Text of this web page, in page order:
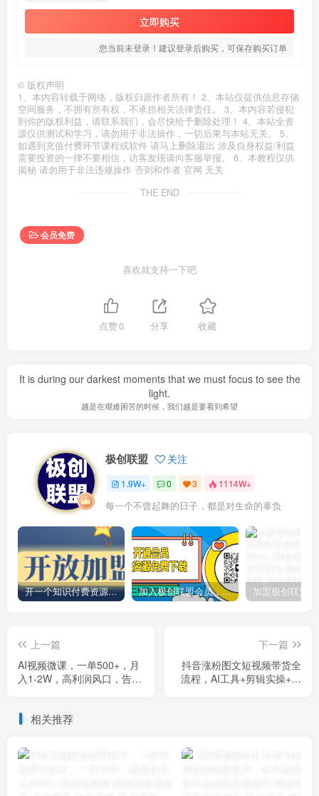
立即购买
您当前未登录！建议登录后购买，可保存购买订单
© 版权声明
1、本内容转载于网络，版权归原作者所有！ 2、本站仅提供信息存储
空间服务，不拥有所有权，不承担相关法律责任。 3、本内容若侵犯
到你的版权利益，请联系我们，会尽快给予删除处理！ 4、本站全资
源仅供测试和学习，请勿用于非法操作，一切后果与本站无关。 5、
如遇到充值付费环节课程或软件 请马上删除退出 涉及自身权益/利益
需要投资的一律不要相信，访客发现请向客服举报。 6、本教程仅供
揭秘 请勿用于非法违规操作 否则和作者 官网 无关
THE END
会员免费
喜欢就支持一下吧
点赞0 分享 收藏
It is during our darkest moments that we must focus to see the
light.
越是在艰难困苦的时候，我们越是要看到希望
极创联盟 关注
1.9W+ 0 3 1114W+
每一个不曾起舞的日子，都是对生命的辜负
开一个知识付费资源网站，小白也能日入1000+ 加入极创联盟会员，全站资源免费学习。
上一篇
AI视频微课，一单500+，月
入1-2W，高利润风口，告别
下一篇
抖音涨粉图文短视频带货全
流程，AI工具+剪辑实操+选
相关推荐